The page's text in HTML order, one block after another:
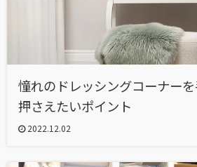
憧れのドレッシングコーナー
押さえたいポイント
2022.12.02